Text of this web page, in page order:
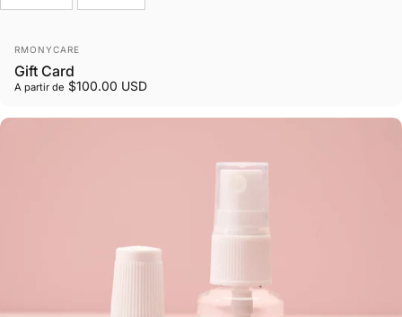
Marca:
RMONYCARE
Gift Card
A partir de $100.00 USD